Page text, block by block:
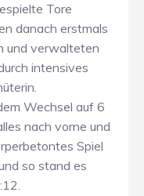
Tore
danach erstmals
und verwalteten
intensives
Wechsel auf 6
nach vorne und
Spiel
so stand es